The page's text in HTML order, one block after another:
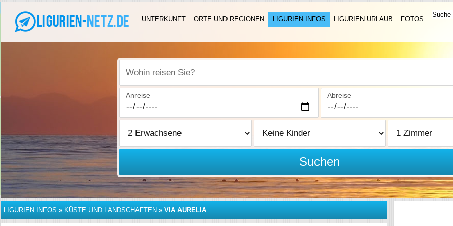
UNTERKUNFT ORTE UND REGIONEN LIGURIEN INFOS LIGURIEN URLAUB FOTOS
Wohin reisen Sie?
Anreise Abreise
Suchen
LIGURIEN INFOS » KÜSTE UND LANDSCHAFTEN » VIA AURELIA